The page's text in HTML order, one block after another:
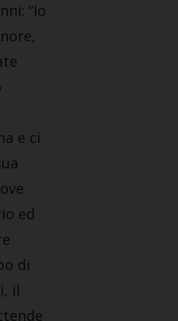
“Io
e ci
ed
di
il